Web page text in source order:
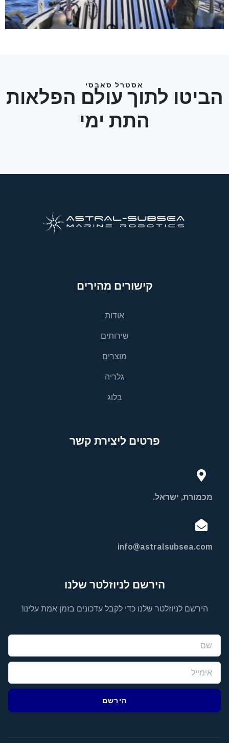
אסטרל סאבסי
הביטו לתוך עולם הפלאות
התת ימי
קישורים מהירים
אודות
שירותים
מוצרים
גלריה
בלוג
פרטים ליצירת קשר
מכמורת, ישראל.
info@astralsubsea.com
הירשם לניוזלטר שלנו
הירשם לניוזלטר שלנו כדי לקבל עדכונים בזמן אמת עלינו!
הירשם